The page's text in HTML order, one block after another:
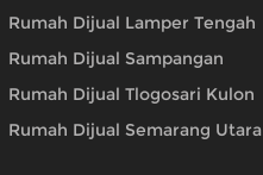
Rumah Dijual Lamper Tengah
Rumah Dijual Sampangan
Rumah Dijual Tlogosari Kulon
Rumah Dijual Semarang Utara